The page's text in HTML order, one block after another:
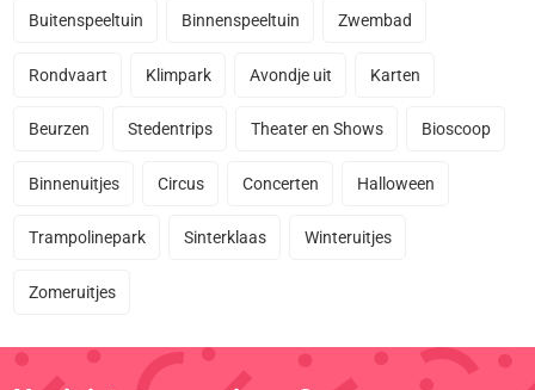
Buitenspeeltuin Binnenspeeltuin Zwembad
Rondvaart Klimpark Avondje uit Karten
Beurzen Stedentrips Theater en Shows Bioscoop
Binnenuitjes Circus Concerten Halloween
Trampolinepark Sinterklaas Winteruitjes
Zomeruitjes